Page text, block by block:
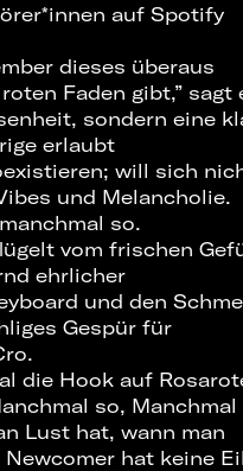
auf Spotify
dieses überaus
Faden gibt,” sagt
sondern eine
erlaubt
will sich
und Melancholie.
so.
vom frischen
ehrlicher
und den
Gespür für
die Hook auf
so, Manchmal
Lust hat, wann man
hat keine